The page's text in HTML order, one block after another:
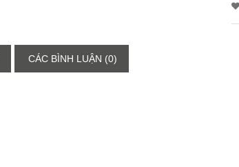
CÁC BÌNH LUẬN (0)